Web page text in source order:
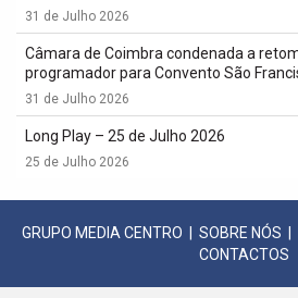
31 de Julho 2026
Câmara de Coimbra condenada a
programador para Convento São
31 de Julho 2026
Long Play – 25 de Julho 2026
25 de Julho 2026
GRUPO MEDIA CENTRO SOBRE NÓS
CONTACTOS